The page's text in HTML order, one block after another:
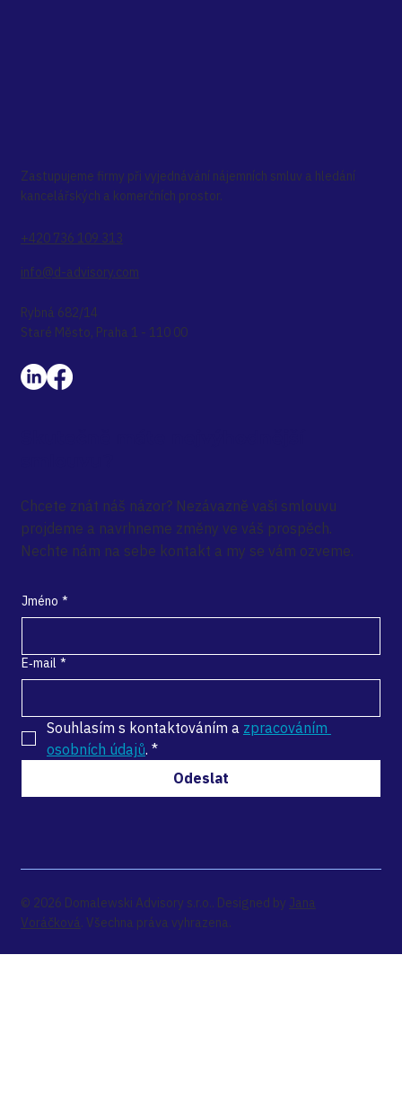
Zastupujeme firmy při vyjednávání nájemních smluv a hledání
kancelářských a komerčních prostor.
+420 736 109 313
info@d-advisory.com
Rybná 682/14
Staré Město, Praha 1 - 110 00
Chcete znát náš názor? Nezávazně vaši smlouvu
projdeme a navrhneme změny ve váš prospěch.
Nechte nám na sebe kontakt a my se vám ozveme.
Jméno *
E‑mail *
Souhlasím s kontaktováním a zpracováním
osobních údajů. *
Odeslat
© 2026 Domalewski Advisory s.r.o.. Designed by Jana
Voráčková. Všechna práva vyhrazena.